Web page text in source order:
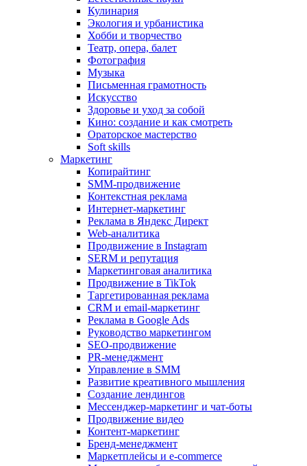
Кулинария
Экология и урбанистика
Хобби и творчество
Театр, опера, балет
Фотография
Музыка
Письменная грамотность
Искусство
Здоровье и уход за собой
Кино: создание и как смотреть
Ораторское мастерство
Soft skills
Маркетинг
Копирайтинг
SMM-продвижение
Контекстная реклама
Интернет-маркетинг
Реклама в Яндекс Директ
Web-аналитика
Продвижение в Instagram
SERM и репутация
Маркетинговая аналитика
Продвижение в TikTok
Таргетированная реклама
CRM и email-маркетинг
Реклама в Google Ads
Руководство маркетингом
SEO-продвижение
PR-менеджмент
Управление в SMM
Развитие креативного мышления
Создание лендингов
Мессенджер-маркетинг и чат-боты
Продвижение видео
Контент-маркетинг
Бренд-менеджмент
Маркетплейсы и e-commerce